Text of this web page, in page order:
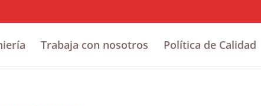
Trabaja con nosotros Política de Calidad